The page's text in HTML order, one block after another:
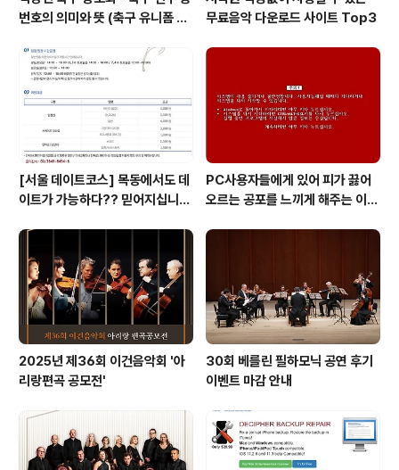
번호의 의미와 뜻 (축구 유니폼 번
무료음악 다운로드 사이트 Top3
[서울 데이트코스] 목동에서도 데
이트가 가능하다?? 믿어지십니
PC사용자들에게 있어 피가 끓어
오르는 공포를 느끼게 해주는 이
드 스크린이 있다는 사실!! 알고 계
2025년 제36회 이건음악회 '아
리랑편곡 공모전'
30회 베를린 필하모닉 공연 후기
이벤트 마감 안내